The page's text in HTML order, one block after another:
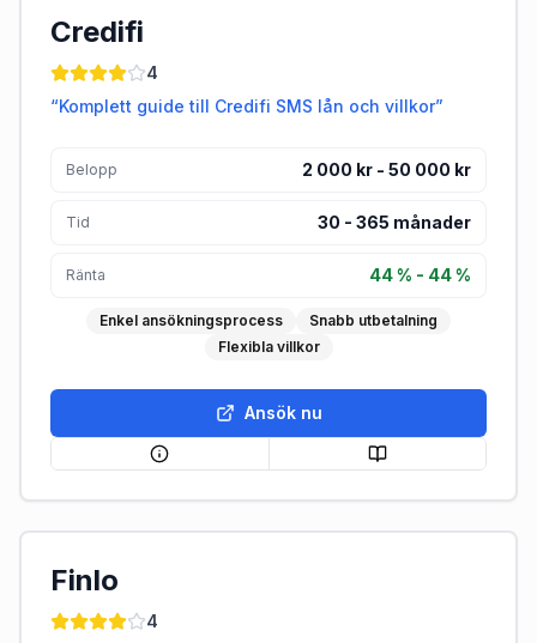
Credifi
4
“Komplett guide till Credifi SMS lån och villkor”
Belopp 2 000 kr - 50 000 kr
Tid 30 - 365 månader
Ränta 44 % - 44 %
Enkel ansökningsprocess
Snabb utbetalning
Flexibla villkor
Ansök nu
Finlo
4